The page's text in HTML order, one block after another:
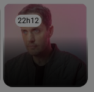
22h12
22h12